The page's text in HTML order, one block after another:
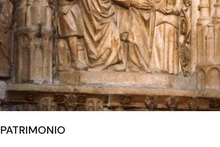
PATRIMONIO